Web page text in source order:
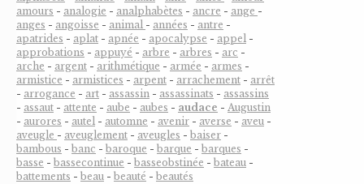
amours - analogie - analphabètes - ancre - ange -
anges - angoisse - animal - années - antre -
apatrides - aplat - apnée - apocalypse - appel -
approbations - appuyé - arbre - arbres - arc -
arche - argent - arithmétique - armée - armes -
armistice - armistices - arpent - arrachement - arrêt
- arrogance - art - assassin - assassinats - assassins
- assaut - attente - aube - aubes - audace - Augustin
- aurores - autel - automne - avenir - averse - aveu -
aveugle - aveuglement - aveugles - baiser -
bambous - banc - baroque - barque - barques -
basse - bassecontinue - basseobstinée - bateau -
battements - beau - beauté - beautés